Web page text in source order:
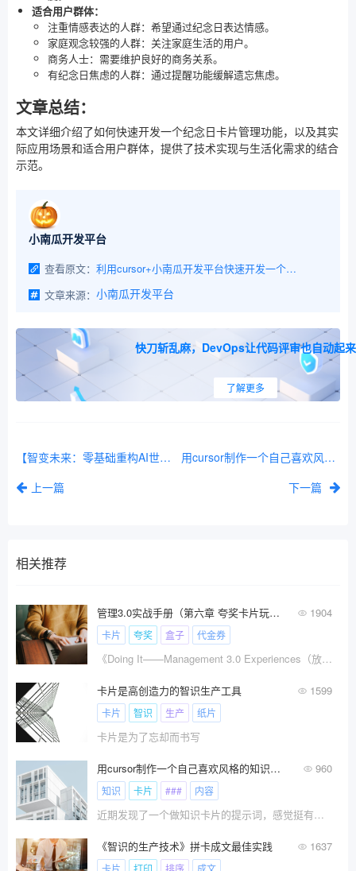
适合用户群体：
注重情感表达的人群：希望通过纪念日表达情感。
家庭观念较强的人群：关注家庭生活的用户。
商务人士：需要维护良好的商务关系。
有纪念日焦虑的人群：通过提醒功能缓解遗忘焦虑。
文章总结：
本文详细介绍了如何快速开发一个纪念日卡片管理功能，以及其实
际应用场景和适合用户群体，提供了技术实现与生活化需求的结合
示范。
小南瓜开发平台
查看原文：
利用cursor+小南瓜开发平台快速开发一个小程序纪念日的卡片管理页面功能
文章来源： 小南瓜开发平台
快刀斩乱麻，DevOps让代码评审也自动起来
了解更多
【智变未来：零基础重构AI世界观】第四篇：神经网络的浅析
上一篇
用cursor制作一个自己喜欢风格的知识卡片
下一篇
相关推荐
管理3.0实战手册（第六章 夸奖卡片玩起来） 1904
卡片 夸奖 盒子 代金券
《Doing It——Management 3.0 Experiences（放手去做——管理3.0实战手册）》是Ralph Van Roosmalen撰写的关于如何实践管理3.0的一本书。今天分享的是第六章：夸奖卡片玩起来！
卡片是高创造力的智识生产工具 1599
卡片 智识 生产 纸片
卡片是为了忘却而书写
用cursor制作一个自己喜欢风格的知识卡片 960
知识 卡片 ### 内容
近期发现了一个做知识卡片的提示词，感觉挺有意思的，分享一下个大家
《智识的生产技术》拼卡成文最佳实践 1637
卡片 打印 排序 成文